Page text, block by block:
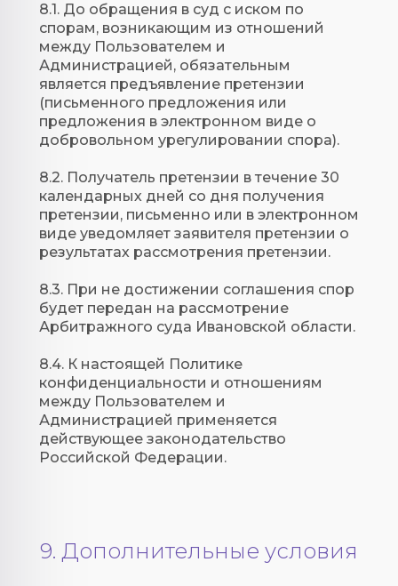
8.1. До обращения в суд с иском по
спорам, возникающим из отношений
между Пользователем и
Администрацией, обязательным
является предъявление претензии
(письменного предложения или
предложения в электронном виде о
добровольном урегулировании спора).
8.2. Получатель претензии в течение 30
календарных дней со дня получения
претензии, письменно или в электронном
виде уведомляет заявителя претензии о
результатах рассмотрения претензии.
8.3. При не достижении соглашения спор
будет передан на рассмотрение
Арбитражного суда Ивановской области.
8.4. К настоящей Политике
конфиденциальности и отношениям
между Пользователем и
Администрацией применяется
действующее законодательство
Российской Федерации.
9. Дополнительные условия